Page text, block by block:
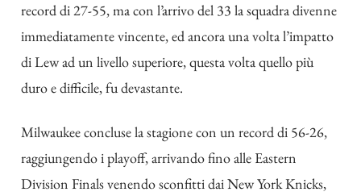
record di 27-55, ma con l’arrivo del 33 la squadra divenne
immediatamente vincente, ed ancora una volta l’impatto
di Lew ad un livello superiore, questa volta quello più
duro e difficile, fu devastante.
Milwaukee concluse la stagione con un record di 56-26,
raggiungendo i playoff, arrivando fino alle Eastern
Division Finals venendo sconfitti dai New York Knicks,